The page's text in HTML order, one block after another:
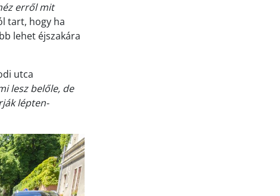
erről mit
tart, hogy ha
lehet éjszakára
utca
lesz belőle, de
lépten-